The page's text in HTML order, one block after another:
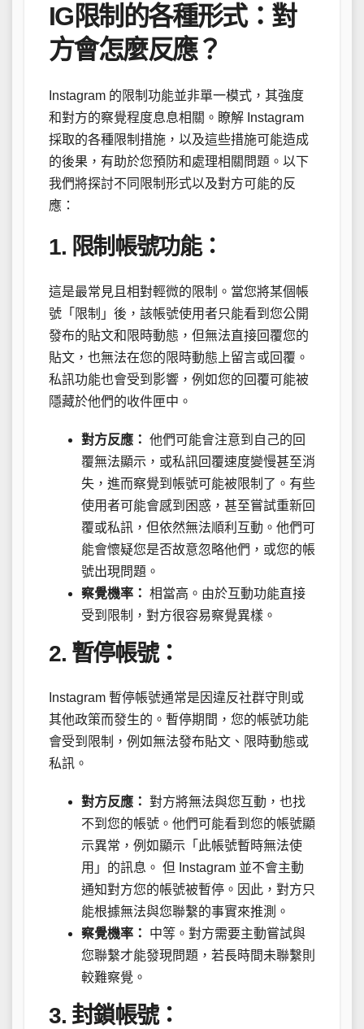
IG限制的各種形式：對
方會怎麼反應？
Instagram 的限制功能並非單一模式，其強度
和對方的察覺程度息息相關。瞭解 Instagram
採取的各種限制措施，以及這些措施可能造成
的後果，有助於您預防和處理相關問題。以下
我們將探討不同限制形式以及對方可能的反
應：
1. 限制帳號功能：
這是最常見且相對輕微的限制。當您將某個帳
號「限制」後，該帳號使用者只能看到您公開
發布的貼文和限時動態，但無法直接回覆您的
貼文，也無法在您的限時動態上留言或回覆。
私訊功能也會受到影響，例如您的回覆可能被
隱藏於他們的收件匣中。
對方反應： 他們可能會注意到自己的回
覆無法顯示，或私訊回覆速度變慢甚至消
失，進而察覺到帳號可能被限制了。有些
使用者可能會感到困惑，甚至嘗試重新回
覆或私訊，但依然無法順利互動。他們可
能會懷疑您是否故意忽略他們，或您的帳
號出現問題。
察覺機率： 相當高。由於互動功能直接
受到限制，對方很容易察覺異樣。
2. 暫停帳號：
Instagram 暫停帳號通常是因違反社群守則或
其他政策而發生的。暫停期間，您的帳號功能
會受到限制，例如無法發布貼文、限時動態或
私訊。
對方反應： 對方將無法與您互動，也找
不到您的帳號。他們可能看到您的帳號顯
示異常，例如顯示「此帳號暫時無法使
用」的訊息。 但 Instagram 並不會主動
通知對方您的帳號被暫停。因此，對方只
能根據無法與您聯繫的事實來推測。
察覺機率：
中等。對方需要主動嘗試與
您聯繫才能發現問題，若長時間未聯繫則
較難察覺。
3. 封鎖帳號：